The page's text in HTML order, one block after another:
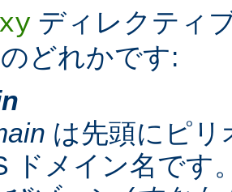
ディレクティ
どれかです:
は先頭にピリ
ドメイン名です